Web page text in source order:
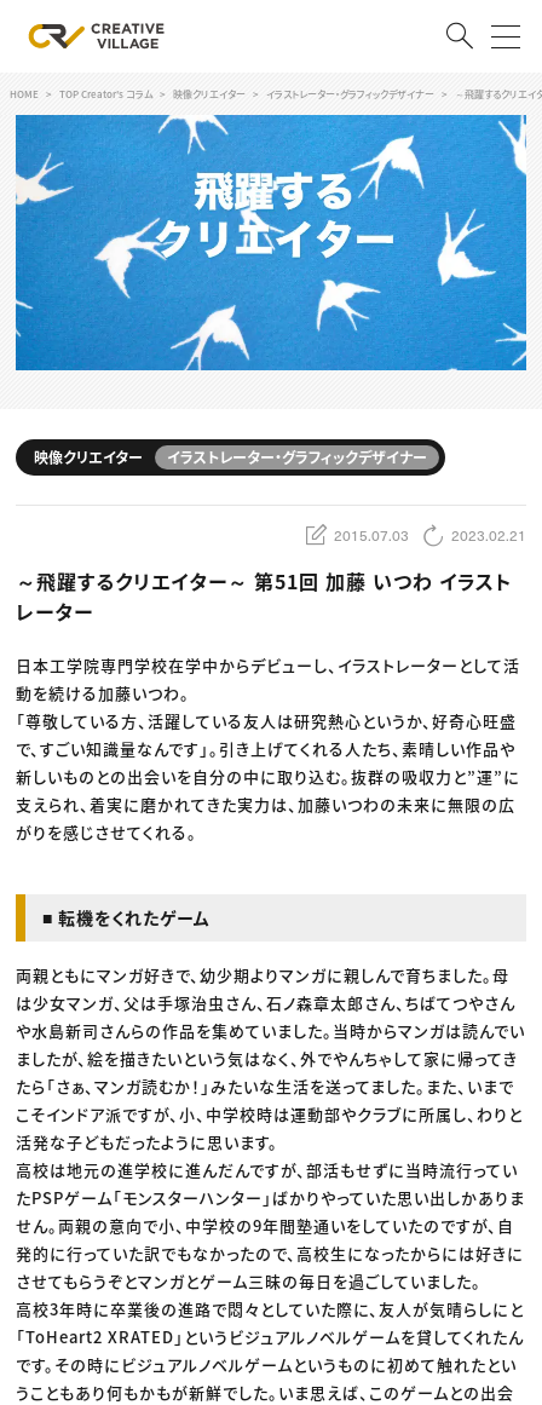
ログイン 会員登録
RECRUIT
クリエイター求人を探す
CREATIVE JOB求人検索
特集求人
採用説明会
スキルアップしたい！
デザイン
編集・ライティング
マーケティング
ディレクション
業界解説・キャリア事情
TOP Creator’s コラム
Webクリエイター
アプリクリエイター
ゲームクリエイター
映像クリエイター
クリエイターインタビュー
C＆R Magazine
セミナー
ニュース・トレンド トップ
Web
映像
ゲーム・エンタメ
広告
出版
CREATIVE VILLAGEからのお知らせ
HOME TOP Creator's コラム 映像クリエイター イラストレーター・グラフィックデザイナー ～飛躍するクリエ
映像クリエイター イラストレーター・グラフィックデザイナー
2015.07.03 2023.02.21
～飛躍するクリエイター～ 第51回 加藤 いつわ イラスト
レーター
日本工学院専門学校在学中からデビューし、イラストレーターとして活
動を続ける加藤いつわ。
「尊敬している方、活躍している友人は研究熱心というか、好奇心旺盛
で、すごい知識量なんです」。引き上げてくれる人たち、素晴しい作品や
新しいものとの出会いを自分の中に取り込む。抜群の吸収力と”運”に
支えられ、着実に磨かれてきた実力は、加藤いつわの未来に無限の広
がりを感じさせてくれる。
■ 転機をくれたゲーム
両親ともにマンガ好きで、幼少期よりマンガに親しんで育ちました。母
は少女マンガ、父は手塚治虫さん、石ノ森章太郎さん、ちばてつやさん
や水島新司さんらの作品を集めていました。当時からマンガは読んでい
ましたが、絵を描きたいという気はなく、外でやんちゃして家に帰ってき
たら「さぁ、マンガ読むか！」みたいな生活を送ってました。また、いまで
こそインドア派ですが、小、中学校時は運動部やクラブに所属し、わりと
活発な子どもだったように思います。
高校は地元の進学校に進んだんですが、部活もせずに当時流行ってい
たPSPゲーム「モンスターハンター」ばかりやっていた思い出しかありま
せん。両親の意向で小、中学校の9年間塾通いをしていたのですが、自
発的に行っていた訳でもなかったので、高校生になったからには好きに
させてもらうぞとマンガとゲーム三昧の毎日を過ごしていました。
高校3年時に卒業後の進路で悶々としていた際に、友人が気晴らしにと
「ToHeart2 XRATED」というビジュアルノベルゲームを貸してくれたん
です。その時にビジュアルノベルゲームというものに初めて触れたとい
うこともあり何もかもが新鮮でした。いま思えば、このゲームとの出会